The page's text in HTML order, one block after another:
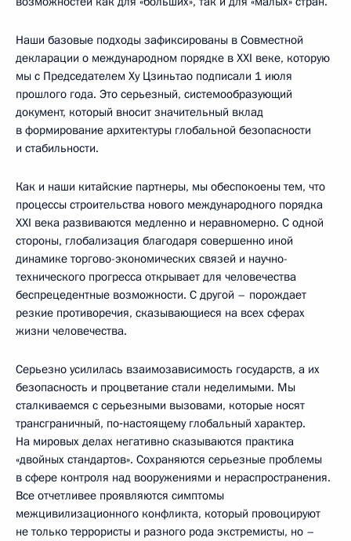
Наши базовые подходы зафиксированы в Совместной
декларации о международном порядке в XXI веке, которую
мы с Председателем Ху Цзиньтао подписали 1 июля
прошлого года. Это серьезный, системообразующий
документ, который вносит значительный вклад
в формирование архитектуры глобальной безопасности
и стабильности.
Как и наши китайские партнеры, мы обеспокоены тем, что
процессы строительства нового международного порядка
XXI века развиваются медленно и неравномерно. С одной
стороны, глобализация благодаря совершенно иной
динамике торгово-экономических связей и научно-
технического прогресса открывает для человечества
беспрецедентные возможности. С другой – порождает
резкие противоречия, сказывающиеся на всех сферах
жизни человечества.
Серьезно усилилась взаимозависимость государств, а их
безопасность и процветание стали неделимыми. Мы
сталкиваемся с серьезными вызовами, которые носят
трансграничный, по‑настоящему глобальный характер.
На мировых делах негативно сказываются практика
«двойных стандартов». Сохраняются серьезные проблемы
в сфере контроля над вооружениями и нераспространения.
Все отчетливее проявляются симптомы
межцивилизационного конфликта, который провоцируют
не только террористы и разного рода экстремисты, но –